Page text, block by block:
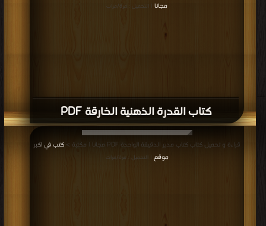
كتاب القدرة الذهنية الخارقة PDF
مجانا | التحميل : مرة/مرات
قراءة و تحميل كتاب كتاب مدير الدقيقة الواحدة PDF مجانا | مكتبة >
كتب في اكبر
موقع
| التحميل : مرة/مرات